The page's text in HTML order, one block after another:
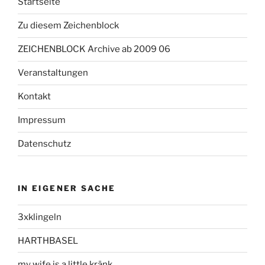
Zu diesem Zeichenblock
ZEICHENBLOCK Archive ab 2009 06
Veranstaltungen
Kontakt
Impressum
Datenschutz
IN EIGENER SACHE
3xklingeln
HARTHBASEL